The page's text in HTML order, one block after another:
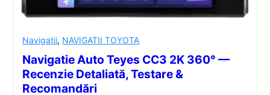
Navigatii, NAVIGATII TOYOTA
Navigatie Auto Teyes CC3 2K 360° —
Recenzie Detaliată, Testare &
Recomandări